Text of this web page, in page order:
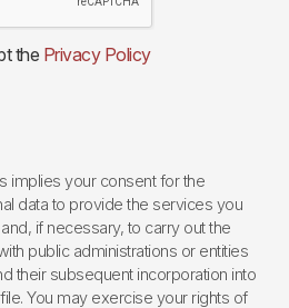
the Privacy Policy
implies your consent for the
data to provide the services you
if necessary, to carry out the
public administrations or entities
their subsequent incorporation into
You may exercise your rights of